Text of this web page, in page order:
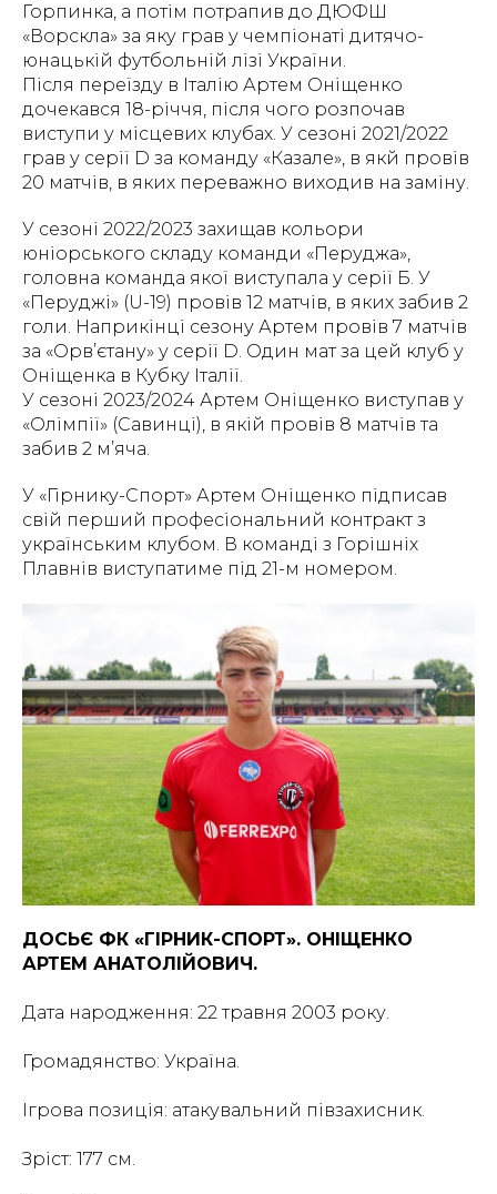
Горпинка, а потім потрапив до ДЮФШ
«Ворскла» за яку грав у чемпіонаті дитячо-
юнацькій футбольній лізі України.
Після переїзду в Італію Артем Оніщенко
дочекався 18-річчя, після чого розпочав
виступи у місцевих клубах. У сезоні 2021/2022
грав у серії D за команду «Казале», в якй провів
20 матчів, в яких переважно виходив на заміну.
У сезоні 2022/2023 захищав кольори
юніорського складу команди «Перуджа»,
головна команда якої виступала у серії Б. У
«Перуджі» (U-19) провів 12 матчів, в яких забив 2
голи. Наприкінці сезону Артем провів 7 матчів
за «Орв’єтану» у серії D. Один мат за цей клуб у
Оніщенка в Кубку Італії.
У сезоні 2023/2024 Артем Оніщенко виступав у
«Олімпії» (Савинці), в якій провів 8 матчів та
забив 2 м’яча.
У «Гірнику-Спорт» Артем Оніщенко підписав
свій перший професіональний контракт з
українським клубом. В команді з Горішніх
Плавнів виступатиме під 21-м номером.
ДОСЬЄ ФК «ГІРНИК-СПОРТ». ОНІЩЕНКО
АРТЕМ АНАТОЛІЙОВИЧ.
Дата народження: 22 травня 2003 року.
Громадянство: Україна.
Ігрова позиція: атакувальний півзахисник.
Зріст: 177 см.